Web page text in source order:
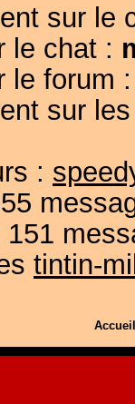
sur le
le chat :
le forum
sur
:
151
tintin-